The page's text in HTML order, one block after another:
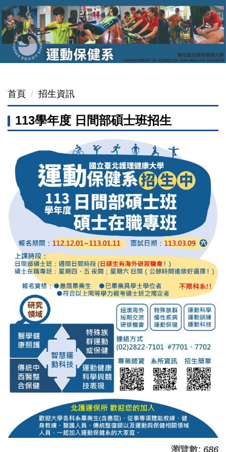
跳
到
要
內
區
首頁 招生資訊
113學年度 日間部碩士班招生
瀏覽數: 686